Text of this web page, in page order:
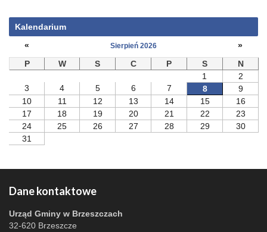
Kalendarium
«
Sierpień 2026
»
P
W S C P S
N
1
2
3
4 5 6 7 8
9
10
11 12 13 14 15
16
17
18 19 20 21 22
23
24
25 26 27 28 29
30
31
Dane kontaktowe
Urząd Gminy w Brzeszczach
32-620 Brzeszcze